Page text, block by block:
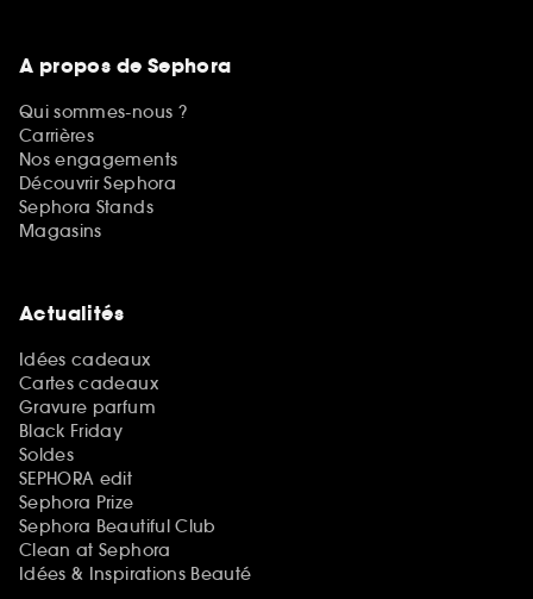
A propos de Sephora
Qui sommes-nous ?
Carrières
Nos engagements
Découvrir Sephora
Sephora Stands
Magasins
Actualités
Idées cadeaux
Cartes cadeaux
Gravure parfum
Black Friday
Soldes
SEPHORA edit
Sephora Prize
Sephora Beautiful Club
Clean at Sephora
Idées & Inspirations Beauté